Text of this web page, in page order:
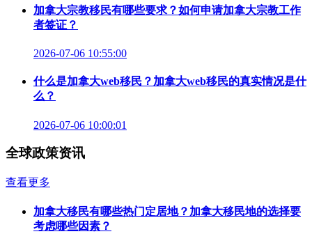
加拿大宗教移民有哪些要求？如何申请加拿大宗教工作
者签证？
2026-07-06 10:55:00
什么是加拿大web移民？加拿大web移民的真实情况是什
么？
2026-07-06 10:00:01
全球政策资讯
查看更多
加拿大移民有哪些热门定居地？加拿大移民地的选择要
考虑哪些因素？